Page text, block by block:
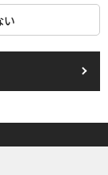
情報」といいま
果たすために、次
の改善に努めま
取り扱うように要
通知または公表
い